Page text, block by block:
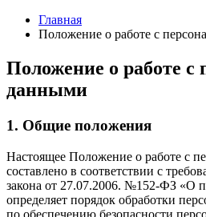
Главная
Положение о работе с
Положение о работе
данными
1. Общие положения
Настоящее Положение о работе с
составлено в соответствии с
закона от 27.07.2006. №152-ФЗ «О
определяет порядок обработки
по обеспечению безопасности